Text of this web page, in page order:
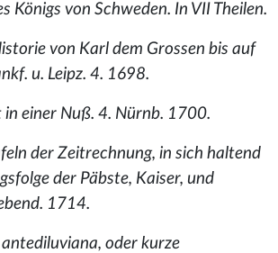
Königs von Schweden. In VII Theilen.
von Karl dem Grossen bis auf
u. Leipz. 4. 1698.
in einer Nuß. 4. Nürnb. 1700.
der Zeitrechnung, in sich haltend
der Päbste, Kaiser, und
1714.
oder kurze